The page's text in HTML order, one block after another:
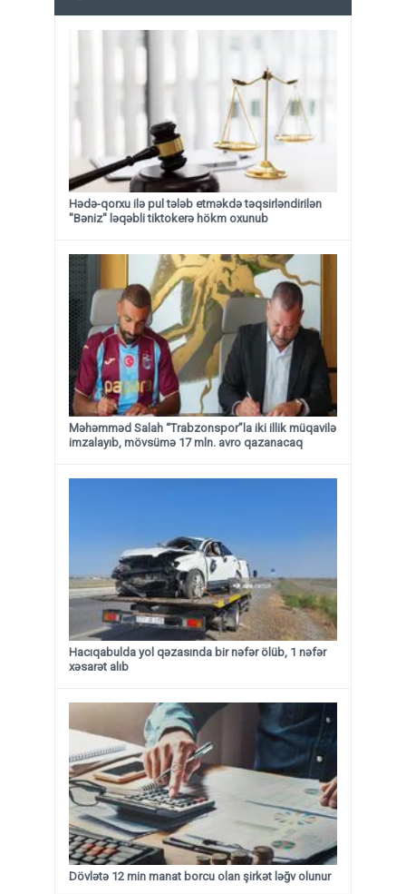
Hədə-qorxu ilə pul tələb etməkdə təqsirləndirilən
"Bəniz" ləqəbli tiktokerə hökm oxunub
Məhəmməd Salah “Trabzonspor”la iki illik müqavilə
imzalayıb, mövsümə 17 mln. avro qazanacaq
Hacıqabulda yol qəzasında bir nəfər ölüb, 1 nəfər
xəsarət alıb
Dövlətə 12 min manat borcu olan şirkət ləğv olunur